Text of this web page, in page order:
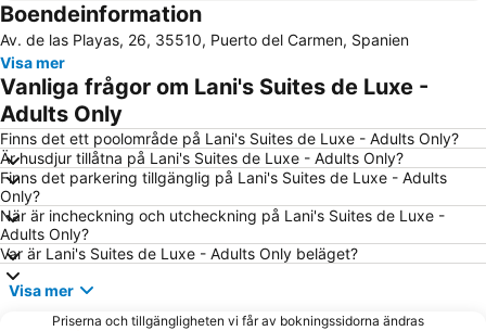
Pila de la Barrilla
Matagorda
Playa Flamingo
Guinate Tropical Park
Boendeinformation
Av. de las Playas, 26, 35510, Puerto del Carmen, Spanien
Visa mer
Vanliga frågor om Lani's Suites de Luxe -
Adults Only
Finns det ett poolområde på Lani's Suites de Luxe - Adults Only?
Är husdjur tillåtna på Lani's Suites de Luxe - Adults Only?
Finns det parkering tillgänglig på Lani's Suites de Luxe - Adults
Only?
När är incheckning och utcheckning på Lani's Suites de Luxe -
Adults Only?
Var är Lani's Suites de Luxe - Adults Only beläget?
Visa mer
Priserna och tillgängligheten vi får av bokningssidorna ändras